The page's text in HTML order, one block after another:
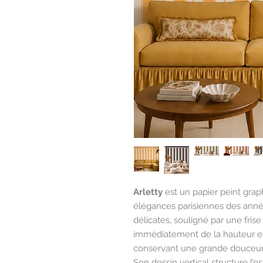
Arletty est un papier peint
élégances parisiennes des
délicates, souligné par une
immédiatement de la hauteur
conservant une grande